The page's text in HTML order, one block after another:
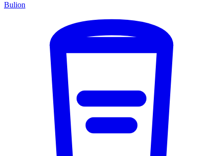
Bulion